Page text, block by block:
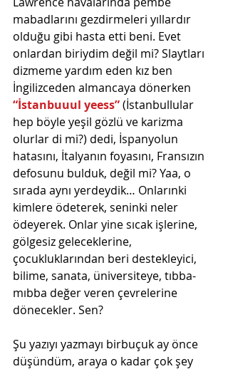
mabadlarını gezdirmeleri yıllardır
olduğu gibi hasta etti beni. Evet
onlardan biriydim değil mi? Slaytları
dizmeme yardım eden kız ben
İngilizceden almancaya dönerken
“İstanbuuul yeess” (İstanbullular
hep böyle yeşil gözlü ve karizma
olurlar di mi?) dedi, İspanyolun
hatasını, İtalyanın foyasını, Fransızın
defosunu bulduk, değil mi? Yaa, o
sırada aynı yerdeydik… Onlarınki
kimlere ödeterek, seninki neler
ödeyerek. Onlar yine sıcak işlerine,
gölgesiz geleceklerine,
çocukluklarından beri destekleyici,
bilime, sanata, üniversiteye, tıbba-
mıbba değer veren çevrelerine
dönecekler. Sen?
Şu yazıyı yazmayı birbuçuk ay önce
düşündüm, araya o kadar çok şey